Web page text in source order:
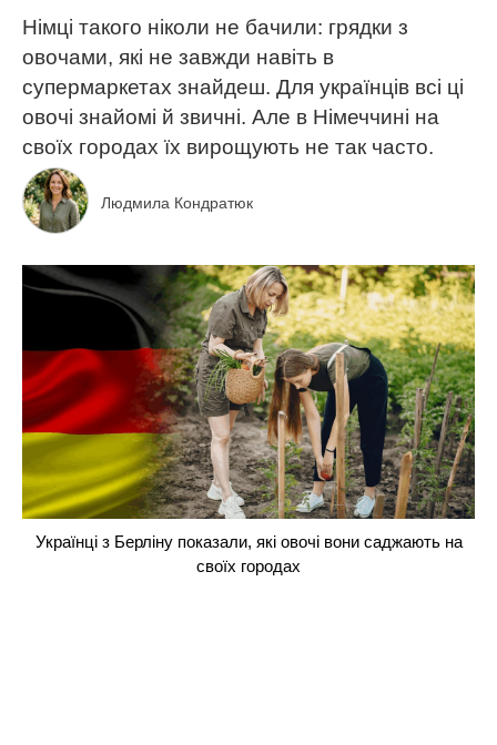
Німці такого ніколи не бачили: грядки з
овочами, які не завжди навіть в
супермаркетах знайдеш. Для українців всі ці
овочі знайомі й звичні. Але в Німеччині на
своїх городах їх вирощують не так часто.
Людмила Кондратюк
Українці з Берліну показали, які овочі вони саджають на
своїх городах